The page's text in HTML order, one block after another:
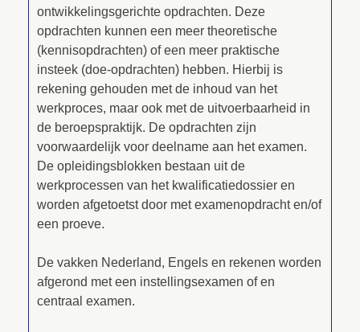
ontwikkelingsgerichte opdrachten. Deze
opdrachten kunnen een meer theoretische
(kennisopdrachten) of een meer praktische
insteek (doe-opdrachten) hebben. Hierbij is
rekening gehouden met de inhoud van het
werkproces, maar ook met de uitvoerbaarheid in
de beroepspraktijk. De opdrachten zijn
voorwaardelijk voor deelname aan het examen.
De opleidingsblokken bestaan uit de
werkprocessen van het kwalificatiedossier en
worden afgetoetst door met examenopdracht en/of
een proeve.
De vakken Nederland, Engels en rekenen worden
afgerond met een instellingsexamen of en
centraal examen.